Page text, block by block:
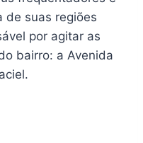
de suas regiões
por agitar as
bairro: a Avenida